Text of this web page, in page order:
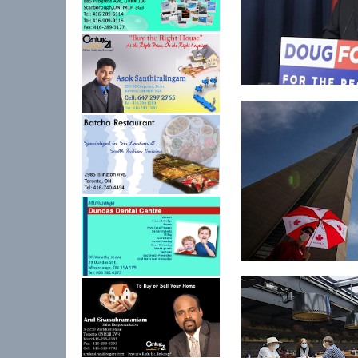
கொவிட்-19 தடுப்பூசி:
ஒன்றாரியோவுக்க...
கொவிட்-19:
24 மணித்த...